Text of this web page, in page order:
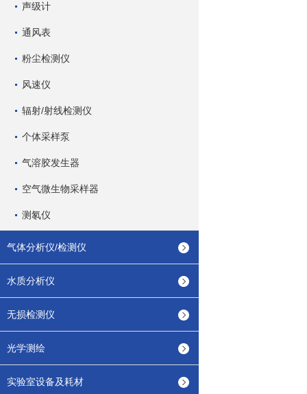
声级计
通风表
粉尘检测仪
风速仪
辐射/射线检测仪
个体采样泵
气溶胶发生器
空气微生物采样器
测氡仪
气体分析仪/检测仪
水质分析仪
无损检测仪
光学测绘
实验室设备及耗材